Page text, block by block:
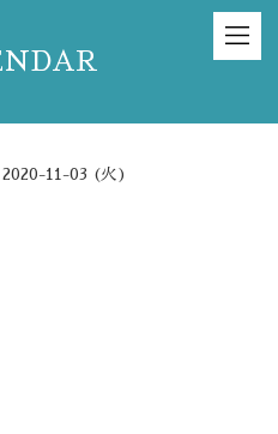
11-03 (火)